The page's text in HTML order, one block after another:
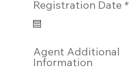
Registration Date *
Agent Additional
Information